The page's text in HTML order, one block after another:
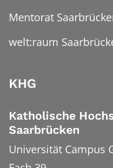
Mentorat
welt:raum
KHG
Katholische
Saarbrücken
Universität Campus